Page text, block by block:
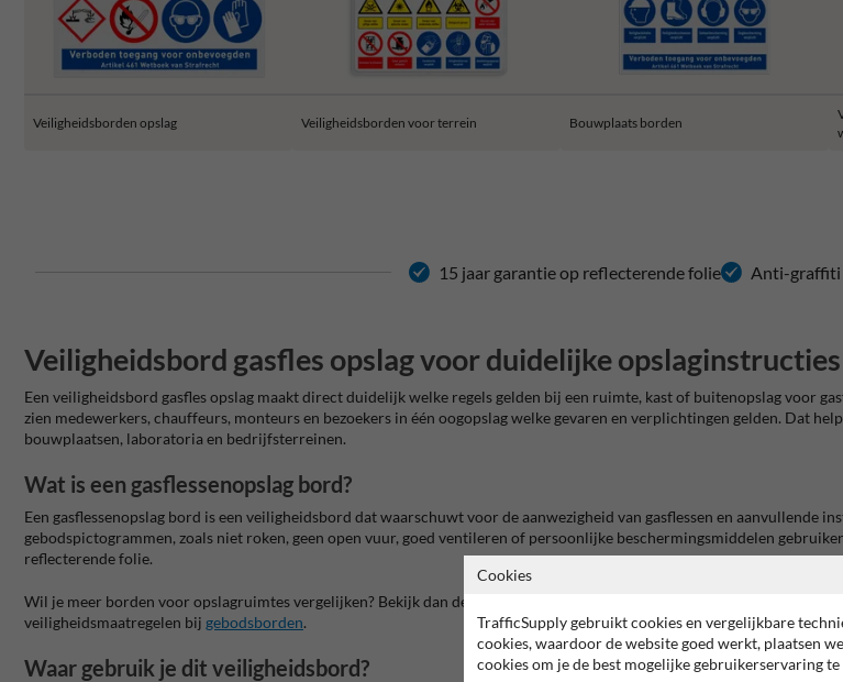
Veiligheidsborden opslag Veiligheidsborden voor terrein Bouwplaats borden
15 jaar garantie op reflecterende folie Anti-graffiti
Veiligheidsbord gasfles opslag voor duidelijke opslaginstructies
Een veiligheidsbord gasfles opslag maakt direct duidelijk welke regels gelden bij een ruimte, kast of buitenopslag voor
zien medewerkers, chauffeurs, monteurs en bezoekers in één oogopslag welke gevaren en verplichtingen gelden. Dat
bouwplaatsen, laboratoria en bedrijfsterreinen.
Wat is een gasflessenopslag bord?
Een gasflessenopslag bord is een veiligheidsbord dat waarschuwt voor de aanwezigheid van gasflessen en aanvullende
gebodspictogrammen, zoals niet roken, geen open vuur, goed ventileren of persoonlijke beschermingsmiddelen
reflecterende folie.
Wil je meer borden voor opslagruimtes vergelijken? Bekijk dan de categorie . Voor losse
veiligheidsmaatregelen bij gebodsborden.
Waar gebruik je dit veiligheidsbord?
Cookies
TrafficSupply gebruikt cookies en vergelijkbare
cookies, waardoor de website goed werkt, plaatsen
cookies om je de best mogelijke gebruikerservaring te